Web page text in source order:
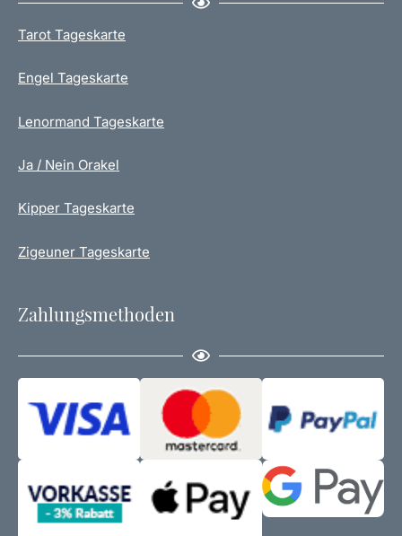
Tarot Tageskarte
Engel Tageskarte
Lenormand Tageskarte
Ja / Nein Orakel
Kipper Tageskarte
Zigeuner Tageskarte
Zahlungsmethoden